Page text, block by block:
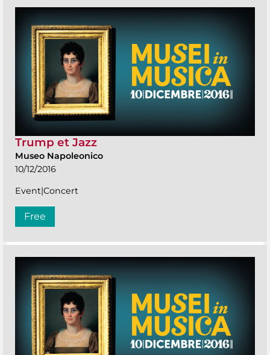
Trump et Jazz
Museo Napoleonico
10/12/2016
Event|Concert
Free